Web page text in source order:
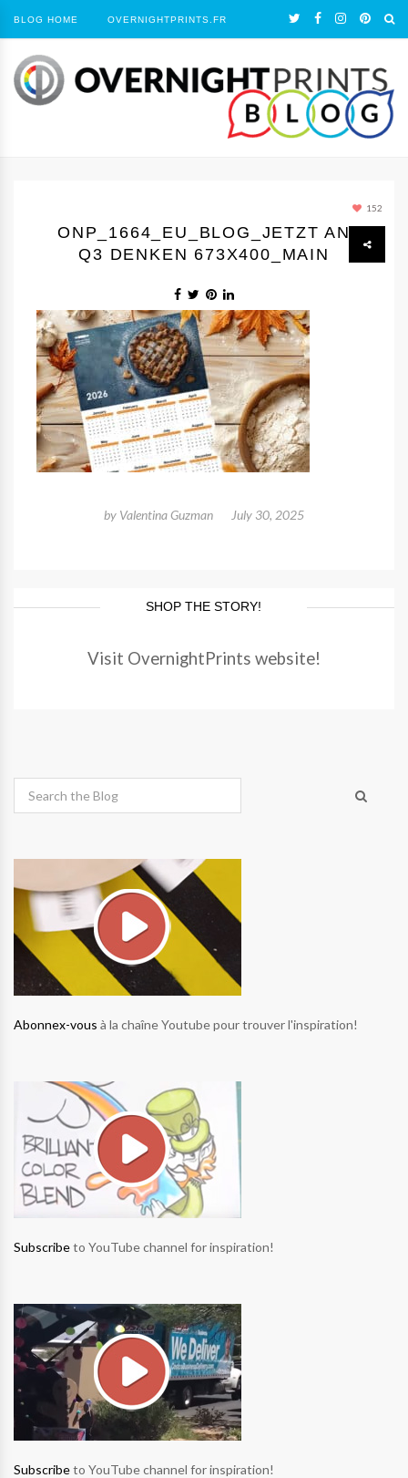
BLOG HOME OVERNIGHTPRINTS.FR
152
ONP_1664_EU_BLOG_JETZT AN
Q3 DENKEN 673X400_MAIN
by Valentina Guzman July 30, 2025
SHOP THE STORY!
Visit OvernightPrints website!
Abonnex-vous à la chaîne Youtube pour trouver l'inspiration!
Subscribeto YouTube channel for inspiration!
Subscribeto YouTube channel for inspiration!